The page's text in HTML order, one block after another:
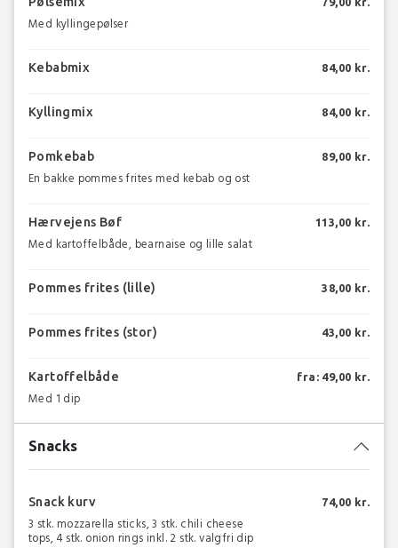
Med kyllingepølser
Kebabmix 84,00 kr.
Kyllingmix 84,00 kr.
Pomkebab
En bakke pommes frites med kebab og ost
89,00 kr.
Hærvejens Bøf
Med kartoffelbåde, bearnaise og lille salat
113,00 kr.
Pommes frites (lille) 38,00 kr.
Pommes frites (stor) 43,00 kr.
Kartoffelbåde
Med 1 dip
fra: 49,00 kr.
Snacks
Snack kurv
3 stk. mozzarella sticks, 3 stk. chili cheese
tops, 4 stk. onion rings inkl. 2 stk. valgfri dip
74,00 kr.